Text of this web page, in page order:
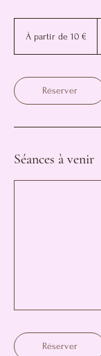
euros
À partir de 10 €
Réserver
Séances à venir
Réserver